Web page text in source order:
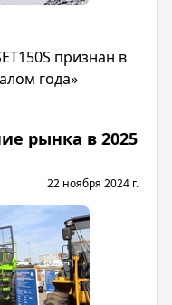
признан в
года»
рынка в 2025
22 ноября 2024 г.